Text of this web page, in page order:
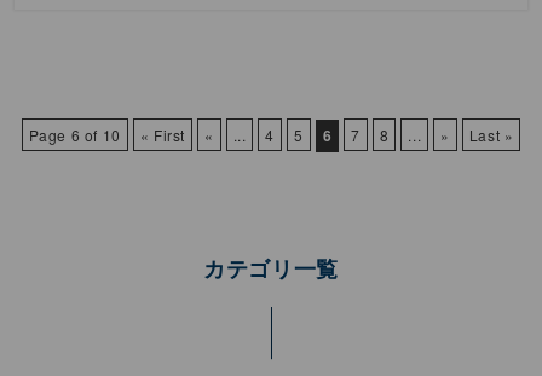
Page 6 of 10 « First « ... 4 5 6 7 8 ... » Last »
カテゴリ一覧